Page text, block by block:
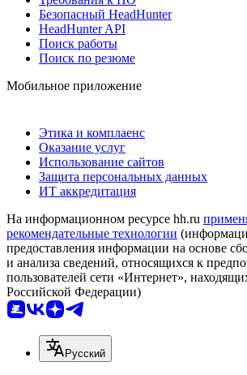
Безопасный HeadHunter
HeadHunter API
Поиск работы
Поиск по резюме
Мобильное приложение
Этика и комплаенс
Оказание услуг
Использование сайтов
Защита персональных данных
ИТ аккредитация
На информационном ресурсе hh.ru
рекомендательные технологии
предоставления информации на основе
и анализа сведений, относящихся к
пользователей сети «Интернет»,
Российской Федерации)
Русский